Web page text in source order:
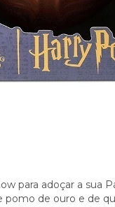
para adoçar a sua
de ouro e de